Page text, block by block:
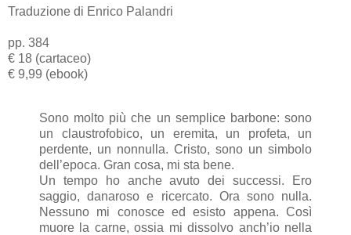
Traduzione di Enrico Palandri
pp. 384
€ 18 (cartaceo)
€ 9,99 (ebook)
Sono molto più che un semplice barbone: sono
un claustrofobico, un eremita, un profeta, un
perdente, un nonnulla. Cristo, sono un simbolo
dell’epoca. Gran cosa, mi sta bene.
Un tempo ho anche avuto dei successi. Ero
saggio, danaroso e ricercato. Ora sono nulla.
Nessuno mi conosce ed esisto appena. Così
muore la carne, ossia mi dissolvo anch’io nella